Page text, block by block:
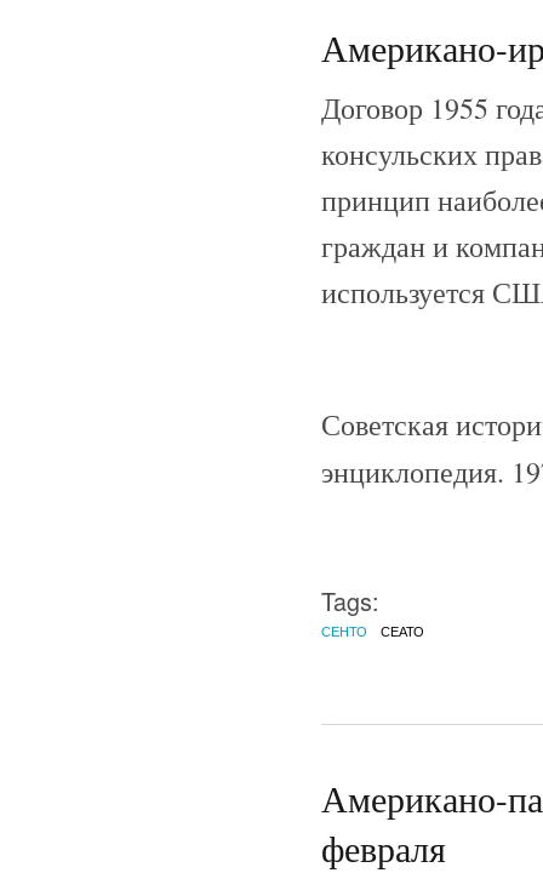
Американо-
Договор 1955
консульских
принцип
граждан и
используется
Советская
энциклопедия.
Tags:
СЕНТО СЕАТО
Американо-
февраля